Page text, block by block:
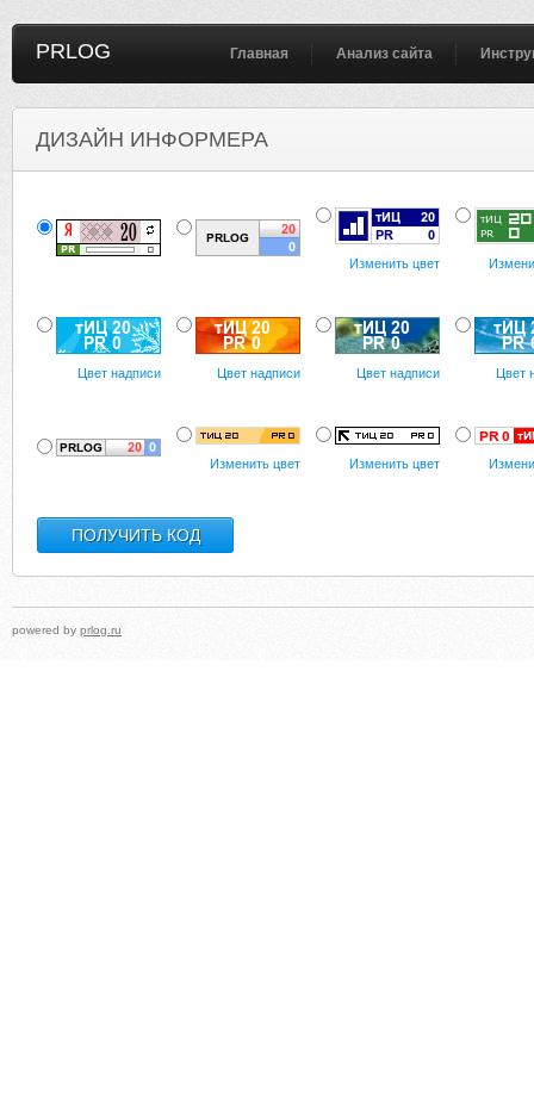
PRLOG Главная Анализ сайта
ДИЗАЙН ИНФОРМЕРА
Изменить цвет
Цвет надписи Цвет надписи Цвет надписи Цвет
Изменить цвет Изменить цвет
powered by prlog.ru